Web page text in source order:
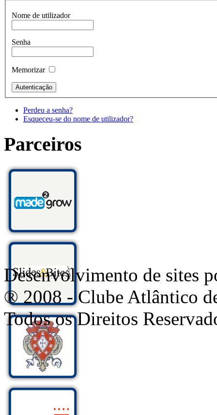
Nome de utilizador
Senha
Memorizar
Perdeu a senha?
Esqueceu-se do nome de utilizador?
Parceiros
Desenvolvimento de sites
® 2008 - Clube Atlântico
Todos os Direitos